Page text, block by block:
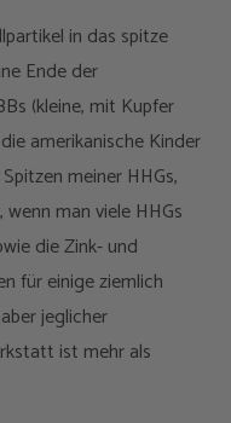
in das spitze
Ende der
(kleine, mit Kupfer
amerikanische Kinder
meiner HHGs,
man viele HHGs
die Zink- und
für einige ziemlich
jeglicher
ist mehr als